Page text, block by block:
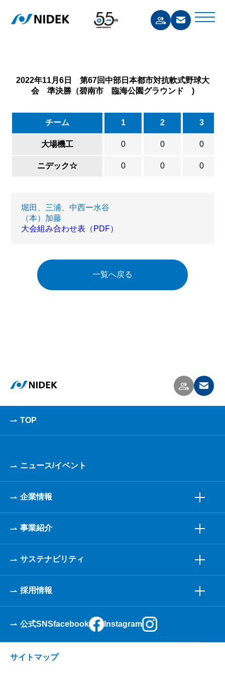
2022年11月6日 第67回中部日本都市対抗軟式野球大
会 準決勝（碧南市 臨海公園グラウンド )
チーム 1 2 3
大場機工 0 0 0
ニデック☆ 0 0 0
堀田、三浦、中西ー水谷
（本）加藤
大会組み合わせ表（PDF）
一覧へ戻る
TOP
ニュース/イベント
企業情報
事業紹介
サステナビリティ
採用情報
公式SNSfacebook Instagram
サイトマップ